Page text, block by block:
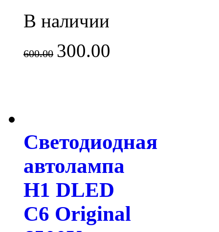
В наличии
600.00 300.00
Светодиодная
автолампа
H1 DLED
C6 Original